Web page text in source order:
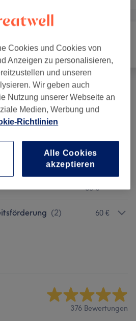
Massage
(4) ab 130 €
115 €
ab
60 €
(2) 60 €
376 Bewertungen
Cookies und Cookies von
Anzeigen zu personalisieren,
und unseren
Wir geben auch
Nutzung unserer Webseite an
Medien, Werbung und
Richtlinien
Alle Cookies
akzeptieren